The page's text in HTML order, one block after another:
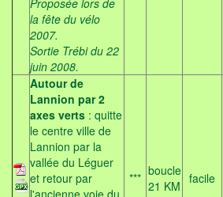
Proposée lors de
la fête du vélo
2007.
Sortie Trébi du 22
juin 2008.
Autour de
Lannion par 2
axes verts : quitte
le centre ville de
Lannion par la
vallée du Léguer
et retour par
*** boucle
21 KM facile